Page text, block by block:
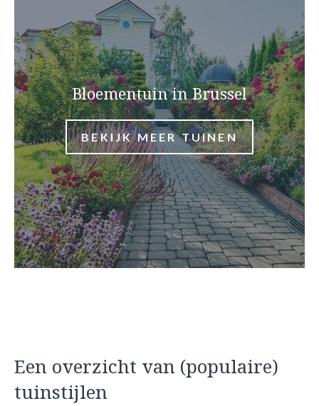
Bloementuin in Brussel
BEKIJK MEER TUINEN
Een overzicht van (populaire)
tuinstijlen